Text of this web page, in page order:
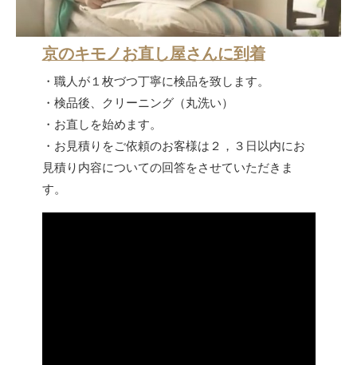
京のキモノお直し屋さんに到着
・職人が１枚づつ丁寧に検品を致します。
・検品後、クリーニング（丸洗い）
・お直しを始めます。
・お見積りをご依頼のお客様は２，３日以内にお
見積り内容についての回答をさせていただきま
す。